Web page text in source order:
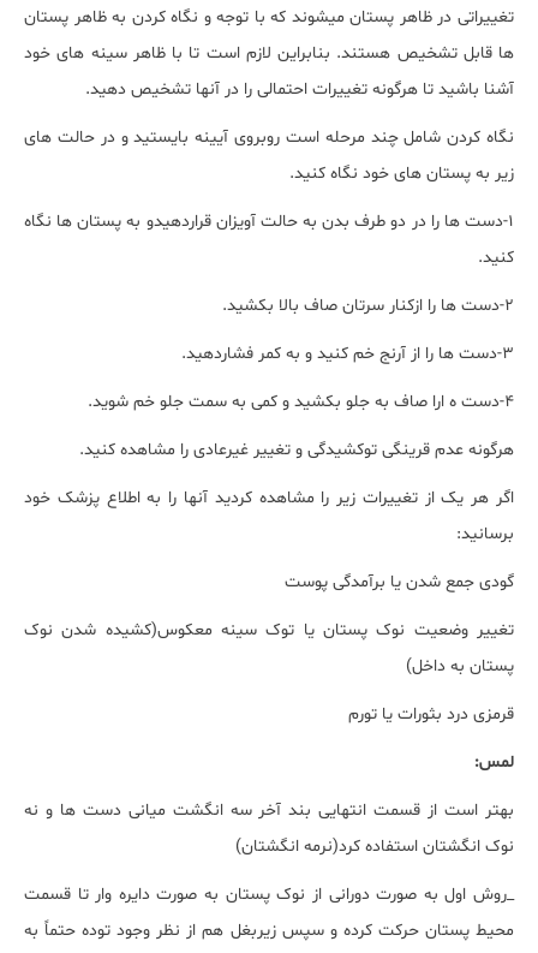
تغییراتی در ظاهر پستان میشوند که با توجه و نگاه کردن به ظاهر پستان
ها قابل تشخیص هستند. بنابراین لازم است تا با ظاهر سینه های خود
آشنا باشید تا هرگونه تغییرات احتمالی را در آنها تشخیص دهید.
نگاه کردن شامل چند مرحله است روبروی آیینه بایستید و در حالت های
زیر به پستان های خود نگاه کنید.
1-دست ها را در دو طرف بدن به حالت آویزان قراردهیدو به پستان ها نگاه
کنید.
2-دست ها را ازکنار سرتان صاف بالا بکشید.
3-دست ها را از آرنج خم کنید و به کمر فشاردهید.
4-دست ه ارا صاف به جلو بکشید و کمی به سمت جلو خم شوید.
هرگونه عدم قرینگی توکشیدگی و تغییر غیرعادی را مشاهده کنید.
اگر هر یک از تغییرات زیر را مشاهده کردید آنها را به اطلاع پزشک خود
برسانید:
گودی جمع شدن یا برآمدگی پوست
تغییر وضعیت نوک پستان یا توک سینه معکوس(کشیده شدن نوک
پستان به داخل)
قرمزی درد بثورات یا تورم
لمس:
بهتر است از قسمت انتهایی بند آخر سه انگشت میانی دست ها و نه
نوک انگشتان استفاده کرد(نرمه انگشتان)
_روش اول به صورت دورانی از نوک پستان به صورت دایره وار تا قسمت
محیط پستان حرکت کرده و سپس زیربغل هم از نظر وجود توده حتماً به